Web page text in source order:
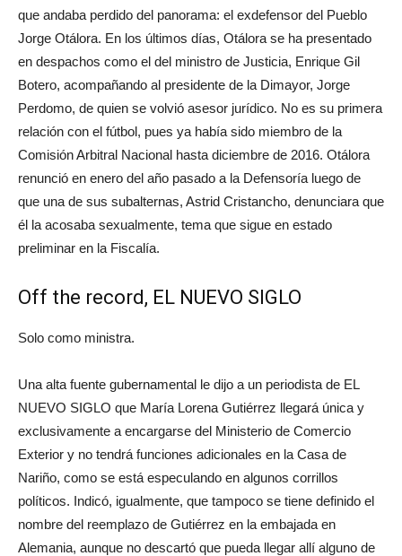
que andaba perdido del panorama: el exdefensor del Pueblo
Jorge Otálora. En los últimos días, Otálora se ha presentado
en despachos como el del ministro de Justicia, Enrique Gil
Botero, acompañando al presidente de la Dimayor, Jorge
Perdomo, de quien se volvió asesor jurídico. No es su primera
relación con el fútbol, pues ya había sido miembro de la
Comisión Arbitral Nacional hasta diciembre de 2016. Otálora
renunció en enero del año pasado a la Defensoría luego de
que una de sus subalternas, Astrid Cristancho, denunciara que
él la acosaba sexualmente, tema que sigue en estado
preliminar en la Fiscalía.
Off the record, EL NUEVO SIGLO
Solo como ministra.
Una alta fuente gubernamental le dijo a un periodista de EL
NUEVO SIGLO que María Lorena Gutiérrez llegará única y
exclusivamente a encargarse del Ministerio de Comercio
Exterior y no tendrá funciones adicionales en la Casa de
Nariño, como se está especulando en algunos corrillos
políticos. Indicó, igualmente, que tampoco se tiene definido el
nombre del reemplazo de Gutiérrez en la embajada en
Alemania, aunque no descartó que pueda llegar allí alguno de